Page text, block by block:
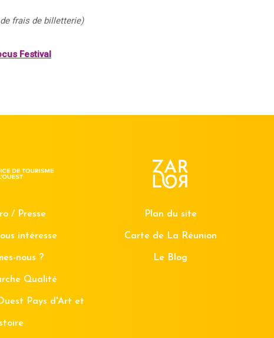
frais de billetterie)
Festival
/ Presse
intéresse
nous ?
Qualité
Pays d'Art et
Plan du site
Carte de La Réunion
Le Blog